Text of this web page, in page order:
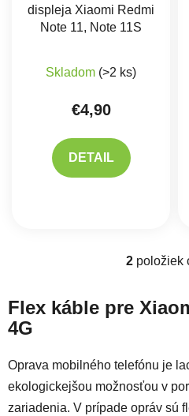
displeja Xiaomi Redmi
Note 11, Note 11S
Skladom (>2 ks)
€4,90
DETAIL
2 položiek
Flex káble pre
4G
Oprava mobilného telefónu je
ekologickejšou možnosťou v
zariadenia. V prípade opráv sú